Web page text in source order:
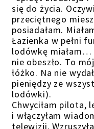
się do życia.
przeciętnego
posiadałam.
Łazienka w pełni
lodówkę miałam…
nie obeszło. To
łóżko. Na nie
pieniędzy ze
lodówki).
Chwyciłam pilota,
i włączyłam
telewizji.